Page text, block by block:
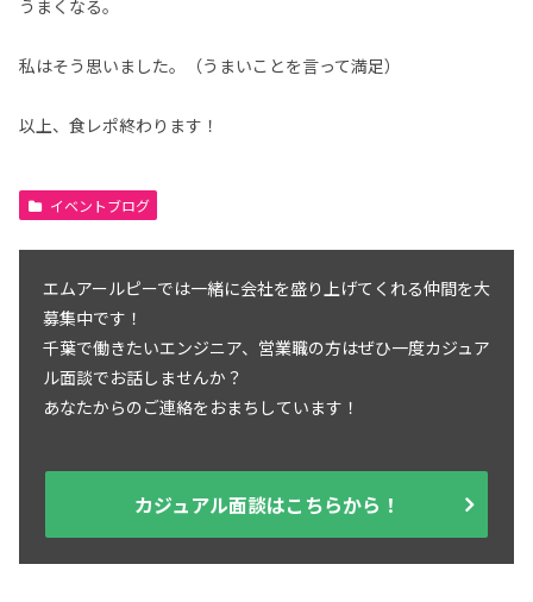
うまくなる。
私はそう思いました。（うまいことを言って満足）
以上、食レポ終わります！
イベントブログ
エムアールピーでは一緒に会社を盛り上げてくれる仲間を大
募集中です！
千葉で働きたいエンジニア、営業職の方はぜひ一度カジュア
ル面談でお話しませんか？
あなたからのご連絡をおまちしています！
カジュアル面談はこちらから！